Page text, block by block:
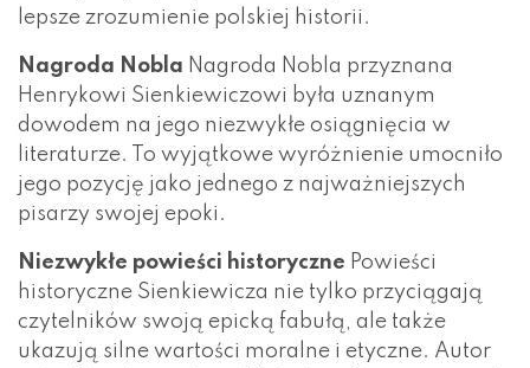
lepsze zrozumienie polskiej historii.
Nagroda Nobla Nagroda Nobla przyznana
Henrykowi Sienkiewiczowi była uznanym
dowodem na jego niezwykłe osiągnięcia w
literaturze. To wyjątkowe wyróżnienie umocniło
jego pozycję jako jednego z najważniejszych
pisarzy swojej epoki.
Niezwykłe powieści historyczne Powieści
historyczne Sienkiewicza nie tylko przyciągają
czytelników swoją epicką fabułą, ale także
ukazują silne wartości moralne i etyczne. Autor